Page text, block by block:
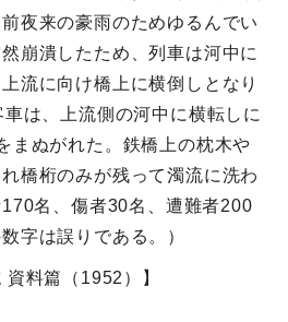
夜来の豪雨のためゆるんでい
崩潰したため、列車は河中に
流に向け橋上に横倒しとなり
は、上流側の河中に横転しに
まぬがれた。鉄橋上の枕木や
橋桁のみが残って濁流に洗わ
名、傷者30名、遭難者200
字は誤りである。）
資料篇（1952）】